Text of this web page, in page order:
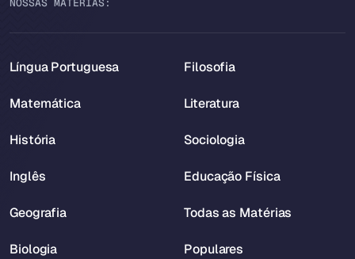
NOSSAS MATÉRIAS:
Língua Portuguesa
Matemática
História
Inglês
Geografia
Biologia
Filosofia
Literatura
Sociologia
Educação Física
Todas as Matérias
Populares